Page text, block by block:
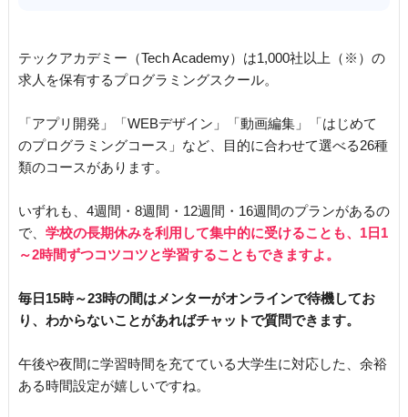
テックアカデミー（Tech Academy）は1,000社以上（※）の
求人を保有するプログラミングスクール。
「アプリ開発」「WEBデザイン」「動画編集」「はじめて
のプログラミングコース」など、目的に合わせて選べる26種
類のコースがあります。
いずれも、4週間・8週間・12週間・16週間のプランがあるの
で、 学校の長期休みを利用して集中的に受けることも、1日1
～2時間ずつコツコツと学習することもできますよ。
毎日15時～23時の間はメンターがオンラインで待機してお
り、わからないことがあればチャットで質問できます。
午後や夜間に学習時間を充てている大学生に対応した、余裕
ある時間設定が嬉しいですね。